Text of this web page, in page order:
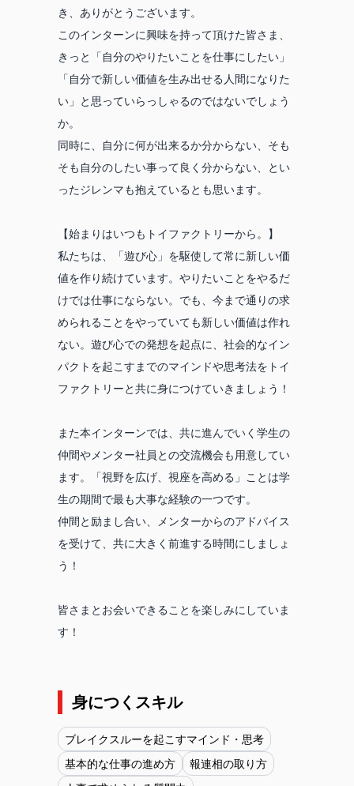
き、ありがとうございます。
このインターンに興味を持って頂けた皆さま、
きっと「自分のやりたいことを仕事にしたい」
「自分で新しい価値を生み出せる人間になりた
い」と思っていらっしゃるのではないでしょう
か。
同時に、自分に何が出来るか分からない、そも
そも自分のしたい事って良く分からない、とい
ったジレンマも抱えているとも思います。
【始まりはいつもトイファクトリーから。】
私たちは、「遊び心」を駆使して常に新しい価
値を作り続けています。やりたいことをやるだ
けでは仕事にならない。でも、今まで通りの求
められることをやっていても新しい価値は作れ
ない。遊び心での発想を起点に、社会的なイン
パクトを起こすまでのマインドや思考法をトイ
ファクトリーと共に身につけていきましょう！
また本インターンでは、共に進んでいく学生の
仲間やメンター社員との交流機会も用意してい
ます。「視野を広げ、視座を高める」ことは学
生の期間で最も大事な経験の一つです。
仲間と励まし合い、メンターからのアドバイス
を受けて、共に大きく前進する時間にしましょ
う！
皆さまとお会いできることを楽しみにしていま
す！
身につくスキル
ブレイクスルーを起こすマインド・思考
基本的な仕事の進め方
報連相の取り方